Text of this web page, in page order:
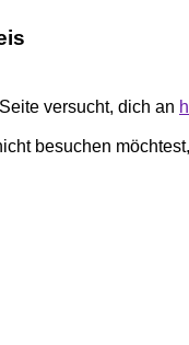
versucht, dich an
besuchen